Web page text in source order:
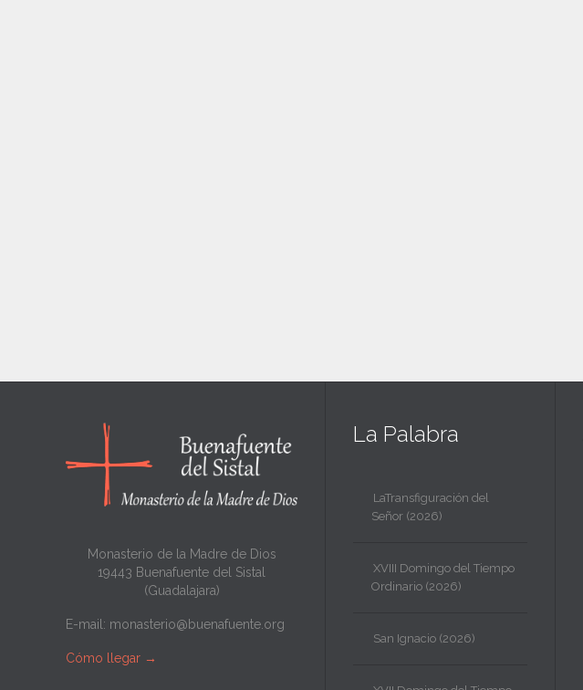
Monasterio de la Madre de Dios
19443 Buenafuente del Sistal
(Guadalajara)
E-mail: monasterio@buenafuente.org
Cómo llegar →
La Palabra
LaTransfiguración del
Señor (2026)
XVIII Domingo del Tiempo
Ordinario (2026)
San Ignacio (2026)